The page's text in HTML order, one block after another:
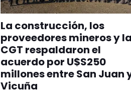
La construcción, los
proveedores mineros y la
CGT respaldaron el
acuerdo por U$S250
millones entre San Juan
Vicuña